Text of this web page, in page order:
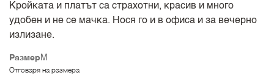
Размер M
Отговаря на размера
Кройката и платът са страхотни, красив и много
удобен и не се мачка. Нося го и в офиса и за вечерно
излизане.